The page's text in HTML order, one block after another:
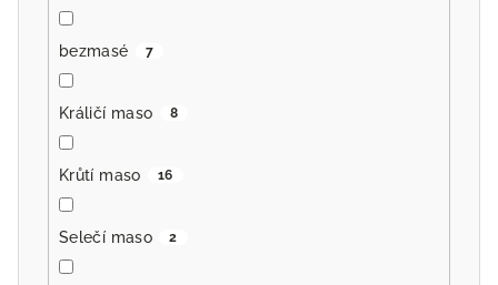
bezmasé 7
Králičí maso 8
Krůtí maso 16
Selečí maso 2